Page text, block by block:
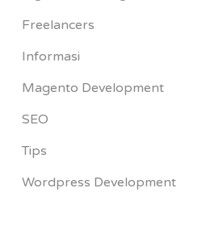
Freelancers
Informasi
Magento Development
SEO
Tips
Wordpress Development